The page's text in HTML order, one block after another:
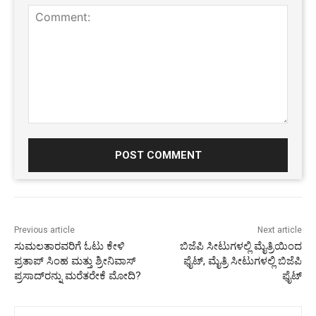
Previous article
ಸುಮಲತಾರವರಿಗೆ ಓಟು ಕೇಳಿ
ಪ್ರತಾಪ್ ಸಿಂಹ ಮತ್ತು ಶ್ರೀನಿವಾಸ್
ಪ್ರಸಾದ್‍ರನ್ನು ಮರೆತರೇಕೆ ಮೋದಿ?
Next article
ಬಿಜೆಪಿ ಸೀಟುಗಳಲ್ಲಿ ಮೈತ್ರಿಯಿಂದ
ಫೈಟ್, ಮೈತ್ರಿ ಸೀಟುಗಳಲ್ಲಿ ಬಿಜೆಪಿ
ಫೈಟ್